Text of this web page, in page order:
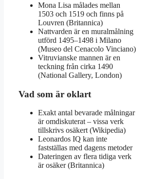
Mona Lisa målades mellan
1503 och 1519 och finns på
Louvren (Britannica)
Nattvarden är en muralmålning
utförd 1495–1498 i Milano
(Museo del Cenacolo Vinciano)
Vitruvianske mannen är en
teckning från cirka 1490
(National Gallery, London)
Vad som är oklart
Exakt antal bevarade målningar
är omdiskuterat – vissa verk
tillskrivs osäkert (Wikipedia)
Leonardos IQ kan inte
fastställas med dagens metoder
Dateringen av flera tidiga verk
är osäker (Britannica)